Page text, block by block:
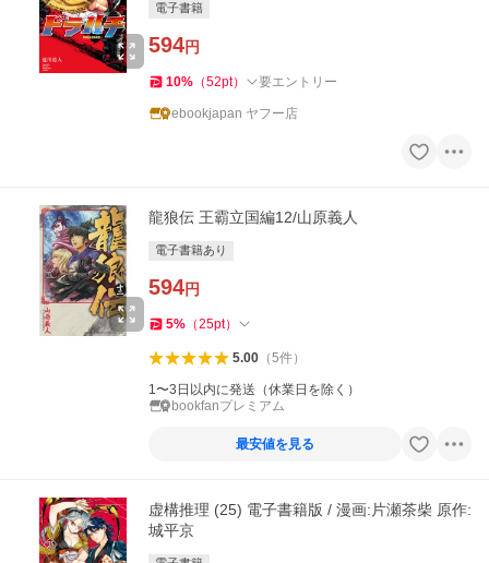
電子書籍
594円
10% （52pt） 要エントリー
ebookjapan ヤフー店
龍狼伝 王霸立国編12/山原義人
電子書籍あり
594円
5% （25pt）
5.00（5件）
1〜3日以内に発送（休業日を除く）
bookfanプレミアム
最安値を見る
虚構推理 (25) 電子書籍版 / 漫画:片瀬茶柴 原作:
城平京